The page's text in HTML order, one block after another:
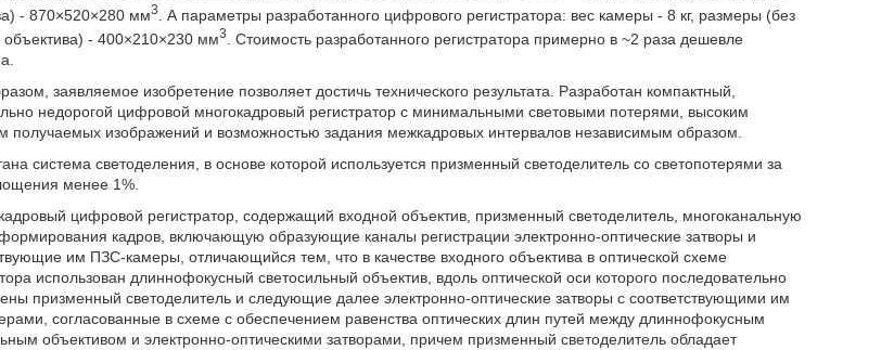
- 870×520×280 мм3
. А параметры разработанного цифрового регистратора: вес камеры - 8 кг, размеры (без
объектива) - 400×210×230 мм3
. Стоимость разработанного регистратора примерно в ~2 раза дешевле
заявляемое изобретение позволяет достичь технического результата. Разработан компактный,
недорогой цифровой многокадровый регистратор с минимальными световыми потерями, высоким
получаемых изображений и возможностью задания межкадровых интервалов независимым образом.
система светоделения, в основе которой используется призменный светоделитель со светопотерями за
менее 1%.
цифровой регистратор, содержащий входной объектив, призменный светоделитель, многоканальную
кадров, включающую образующие каналы регистрации электронно-оптические затворы и
им ПЗС-камеры, отличающийся тем, что в качестве входного объектива в оптической схеме
использован длиннофокусный светосильный объектив, вдоль оптической оси которого последовательно
призменный светоделитель и следующие далее электронно-оптические затворы с соответствующими им
согласованные в схеме с обеспечением равенства оптических длин путей между длиннофокусным
объективом и электронно-оптическими затворами, причем призменный светоделитель обладает